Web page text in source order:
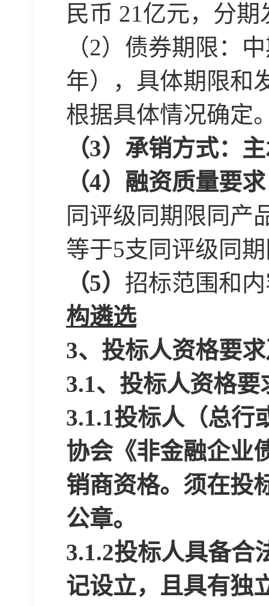
民币 21亿元，分期
（2）债券期限：
年），具体期限和
根据具体情况确定
（3）承销方式：
（4）融资质量要
同评级同期限同产
等于5支同评级同
（5） 招标范围和
构遴选
3、投标人资格要
3.1、 投标人资格要
3.1.1投标人（总行
协会《非金融企业
销商资格。须在投
公章。
3.1.2投标人具备合
记设立，且具有独